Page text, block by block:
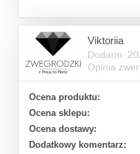
Viktoriia
Dodano:
Opinia
Ocena produktu:
Ocena sklepu:
Ocena dostawy:
Dodatkowy komentarz: